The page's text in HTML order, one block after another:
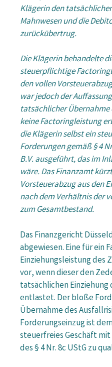
Klägerin den
Mahnwesen und die
zurückübertrug.
Die Klägerin behandelte
steuerpflichtige
den vollen
war jedoch der
tatsächlicher Übernahme
keine Factoringleistung
die Klägerin selbst ein
Forderungen gemäß § 4
B.V. ausgeführt, das im
wäre. Das Finanzamt
Vorsteuerabzug aus den
nach dem Verhältnis der
zum Gesamtbestand.
Das Finanzgericht
abgewiesen. Eine für ein
Einziehungsleistung des
vor, wenn dieser den
tatsächlichen
entlastet. Der bloße
Übernahme des
Forderungseinzug ist
steuerfreies Geschäft
des § 4 Nr. 8c UStG zu